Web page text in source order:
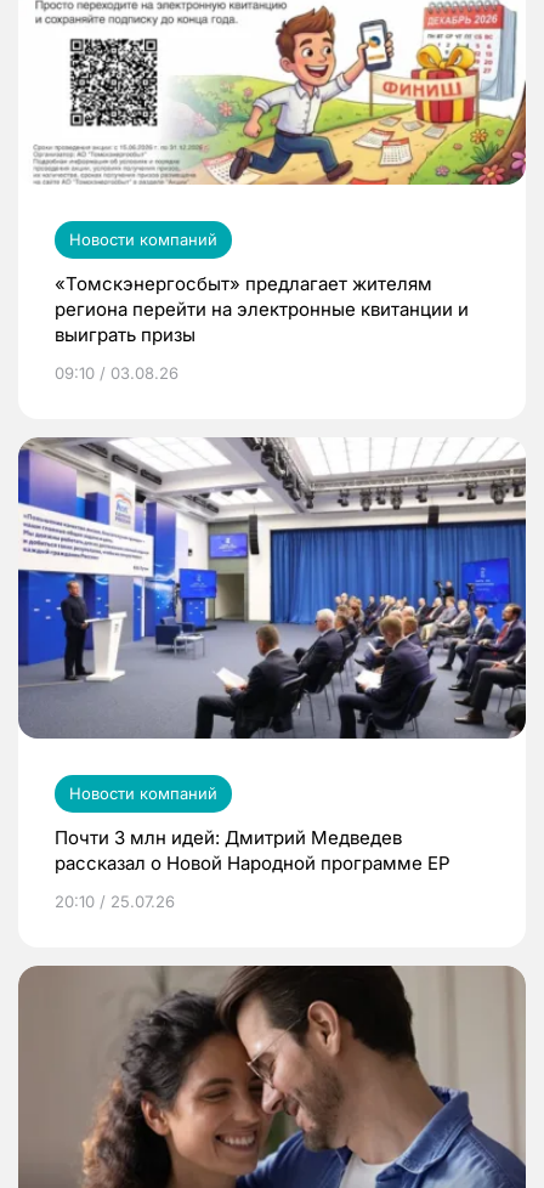
Новости компаний
«Томскэнергосбыт» предлагает жителям
региона перейти на электронные квитанции и
выиграть призы
09:10 / 03.08.26
Новости компаний
Почти 3 млн идей: Дмитрий Медведев
рассказал о Новой Народной программе ЕР
20:10 / 25.07.26